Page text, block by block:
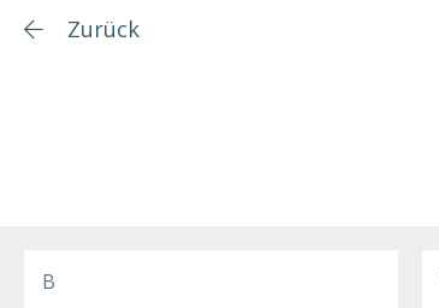
Zurück
B